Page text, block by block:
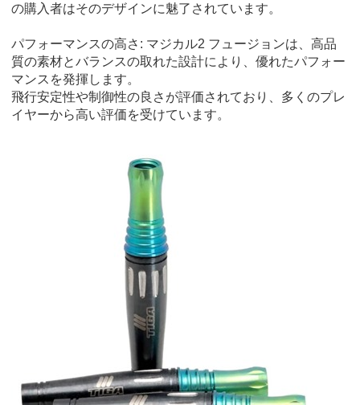
の購入者はそのデザインに魅了されています。
パフォーマンスの高さ: マジカル2 フュージョンは、高品
質の素材とバランスの取れた設計により、優れたパフォー
マンスを発揮します。
飛行安定性や制御性の良さが評価されており、多くのプレ
イヤーから高い評価を受けています。